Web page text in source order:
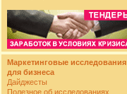
Маркетинговые исследования
для бизнеса
Дайджесты
Полезное об исследованиях